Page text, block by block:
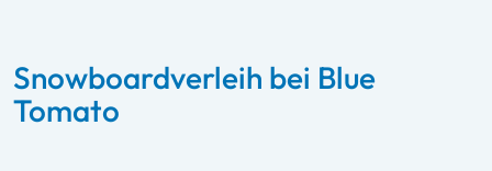
Snowboardverleih bei Blue
Tomato